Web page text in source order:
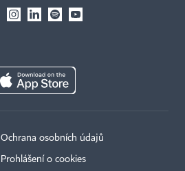
Ochrana osobních údajů
Prohlášení o cookies